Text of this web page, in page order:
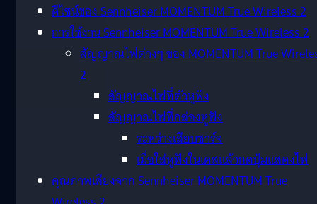
ดีไซน์ของ Sennheiser MOMENTUM True Wireless 2
การใช้งาน Sennheiser MOMENTUM True Wireless 2
สัญญาณไฟต่างๆ ของ MOMENTUM True
2
สัญญาณไฟที่ตัวหูฟัง
สัญญาณไฟที่กล่องหูฟัง
ระหว่างเสียบชาร์จ
เมื่อใส่หูฟังในเคสแล้วกดปุ่มแสดงไฟ
คุณภาพเสียงจาก Sennheiser MOMENTUM True